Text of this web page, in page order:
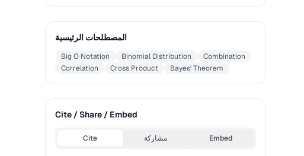
المصطلحات الرئيسية
Big O Notation Binomial Distribution
Combination
Correlation
Cross Product Bayes' Theorem
Cite / Share / Embed
Cite مشاركة Embed